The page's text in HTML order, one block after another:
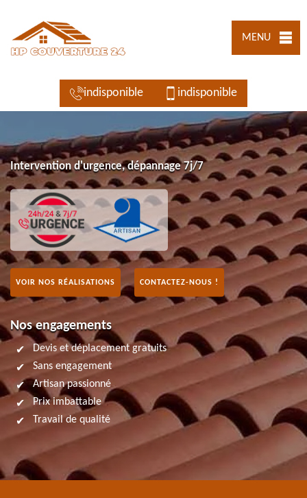
MENU
indisponible indisponible
Intervention d'urgence, dépannage 7j/7
VOIR NOS RÉALISATIONS CONTACTEZ-NOUS !
Nos engagements
Devis et déplacement gratuits
Sans engagement
Artisan passionné
Prix imbattable
Travail de qualité